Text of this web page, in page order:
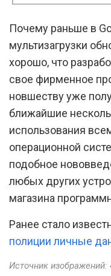
Почему раньше в
мультизагрузки
хорошо, что
свое фирменное
новшеству уже
ближайшие
использования
операционной
подобное
любых других
магазина
Ранее стало
полиции личные
Источник изображений: